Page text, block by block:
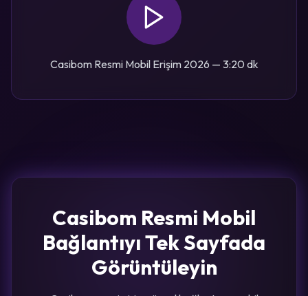
Casibom Resmi Mobil Erişim 2026 — 3:20 dk
Casibom Resmi Mobil
Bağlantıyı Tek Sayfada
Görüntüleyin